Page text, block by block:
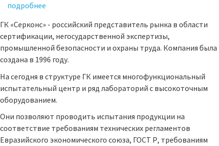
подробнее
ГК «Серконс» - российский представитель рынка в области
сертификации, негосударственной экспертизы,
промышленной безопасности и охраны труда. Компания была
создана в 1996 году.
На сегодня в структуре ГК имеется многофункциональный
испытательный центр и ряд лабораторий с высокоточным
оборудованием.
Они позволяют проводить испытания продукции на
соответствие требованиям технических регламентов
Евразийского экономического союза, ГОСТ Р, требованиям